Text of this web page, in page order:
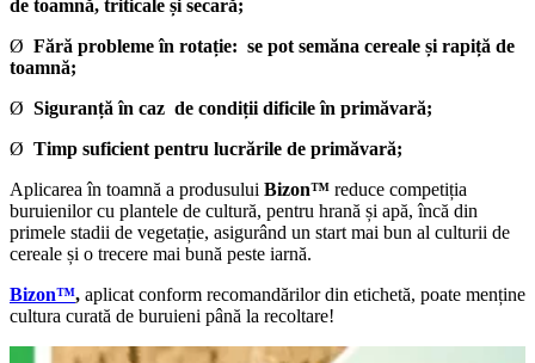
de toamnă, triticale și secară;
Ø Fără probleme în rotație: se pot semăna cereale și rapiță de
toamnă;
Ø Siguranță în caz de condiții dificile în primăvară;
Ø Timp suficient pentru lucrările de primăvară;
Aplicarea în toamnă a produsului Bizon™ reduce competiția
buruienilor cu plantele de cultură, pentru hrană și apă, încă din
primele stadii de vegetație, asigurând un start mai bun al culturii de
cereale și o trecere mai bună peste iarnă.
Bizon™, aplicat conform recomandărilor din etichetă, poate menține
cultura curată de buruieni până la recoltare!